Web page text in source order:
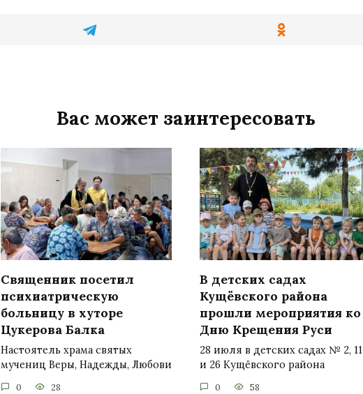
Вас может заинтересовать
Священник посетил
психиатрическую
больницу в хуторе
Цукерова Балка
Настоятель храма святых
мучениц Веры, Надежды, Любови
0 28
В детских садах
Кущёвского района
прошли мероприятия ко
Дню Крещения Руси
28 июля в детских садах № 2, 11
и 26 Кущёвского района
0 58